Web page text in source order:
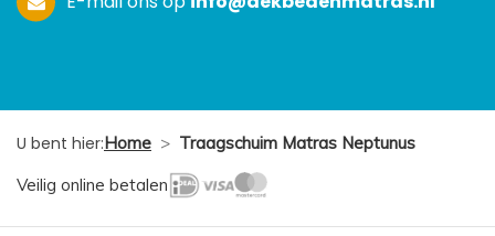
U bent hier:Home > Traagschuim Matras Neptunus
Veilig online betalen